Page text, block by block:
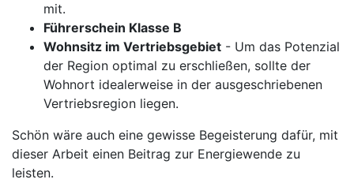
mit.
Führerschein Klasse B
Wohnsitz im Vertriebsgebiet - Um das Potenzial
der Region optimal zu erschließen, sollte der
Wohnort idealerweise in der ausgeschriebenen
Vertriebsregion liegen.
Schön wäre auch eine gewisse Begeisterung dafür, mit
dieser Arbeit einen Beitrag zur Energiewende zu
leisten.